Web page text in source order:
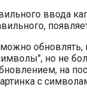
ввода
можно
но не
на
с